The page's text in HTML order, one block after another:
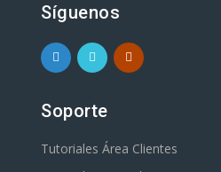
Síguenos
Soporte
Tutoriales Área Clientes